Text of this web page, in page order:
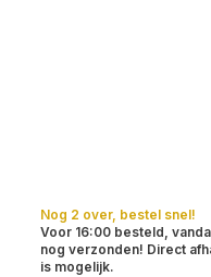
Nog 2 over, bestel snel!
Voor 16:00 besteld,
nog verzonden! Direct
is mogelijk.